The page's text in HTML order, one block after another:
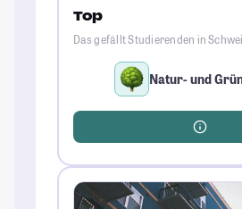
Top
Das gefällt Studierenden in
Natur- und